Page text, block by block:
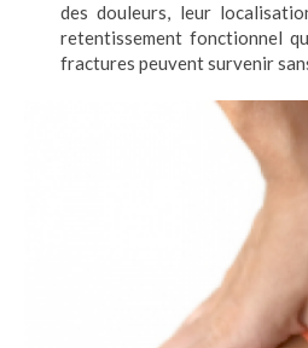
des douleurs, leur
retentissement fonctionnel
fractures peuvent survenir